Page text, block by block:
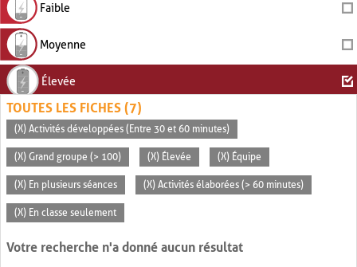
Faible
Moyenne
Élevée
TOUTES LES FICHES (7)
(X) Activités développées (Entre 30 et 60 minutes)
(X) Grand groupe (> 100) (X) Élevée (X) Équipe
(X) En plusieurs séances (X) Activités élaborées (> 60 minutes)
(X) En classe seulement
Votre recherche n'a donné aucun résultat